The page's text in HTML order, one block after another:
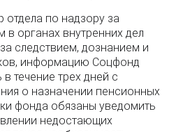
отдела по надзору за
в органах внутренних дел
следствием, дознанием и
информацию Соцфонд
течение трех дней с
о назначении пенсионных
фонда обязаны уведомить
недостающих